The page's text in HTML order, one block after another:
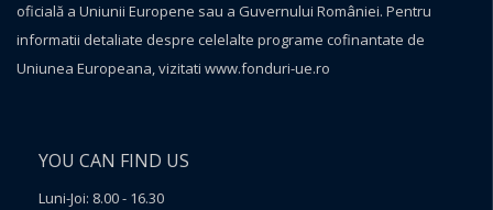
oficială a Uniunii Europene sau a Guvernului României. Pentru
informatii detaliate despre celelalte programe cofinantate de
Uniunea Europeana, vizitati www.fonduri-ue.ro
YOU CAN FIND US
Luni-Joi: 8.00 - 16.30